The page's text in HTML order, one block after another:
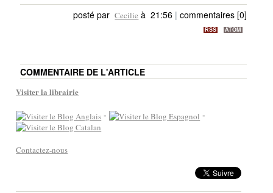
posté par Cecilie à 21:56 |commentaires [0]
RSS ATOM
COMMENTAIRE DE L'ARTICLE
Visiter la librairie
- -
Contactez-nous